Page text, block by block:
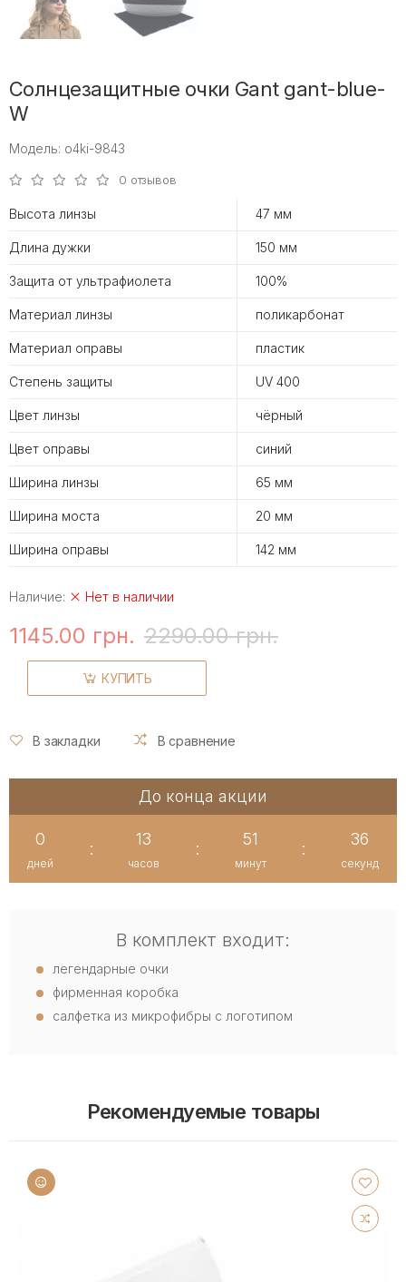
Солнцезащитные очки Gant gant-blue-
W
Модель: o4ki-9843
0 отзывов
Высота линзы 47 мм
Длина дужки 150 мм
Защита от ультрафиолета 100%
Материал линзы поликарбонат
Материал оправы пластик
Степень защиты UV 400
Цвет линзы чёрный
Цвет оправы синий
Ширина линзы 65 мм
Ширина моста 20 мм
Ширина оправы 142 мм
Наличие: Нет в наличии
1145.00 грн. 2290.00 грн.
КУПИТЬ
В закладки В сравнение
До конца акции
0
дней
:
13
часов
:
51
минут
:
35
секунд
В комплект входит:
легендарные очки
фирменная коробка
салфетка из микрофибры с логотипом
Рекомендуемые товары